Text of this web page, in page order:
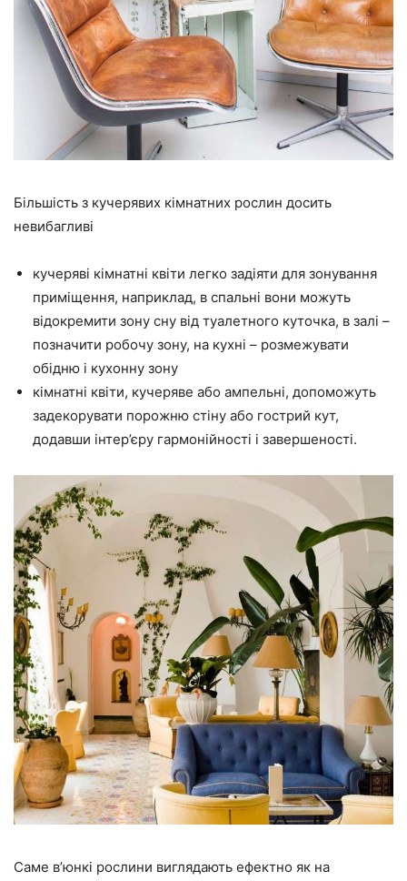
Більшість з кучерявих кімнатних рослин досить
невибагливі
кучеряві кімнатні квіти легко задіяти для зонування
приміщення, наприклад, в спальні вони можуть
відокремити зону сну від туалетного куточка, в залі –
позначити робочу зону, на кухні – розмежувати
обідню і кухонну зону
кімнатні квіти, кучеряве або ампельні, допоможуть
задекорувати порожню стіну або гострий кут,
додавши інтер’єру гармонійності і завершеності.
Саме в’юнкі рослини виглядають ефектно як на